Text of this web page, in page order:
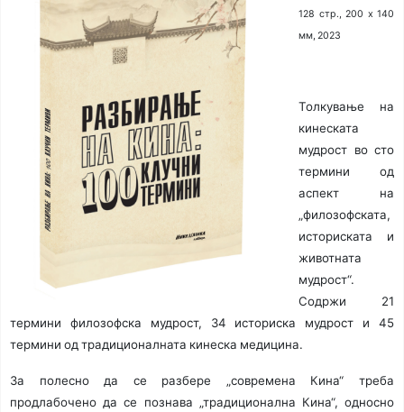
128 стр., 200 х 140
мм, 2023
Толкување на
кинеската
мудрост во сто
термини од
аспект на
„филозофската,
историската и
животната
мудрост“.
Содржи 21
термини филозофска мудрост, 34 историска мудрост и 45
термини од традиционалната кинеска медицина.
За полесно да се разбере „современа Кина“ треба
продлабочено да се познава „традиционална Кина“, односно